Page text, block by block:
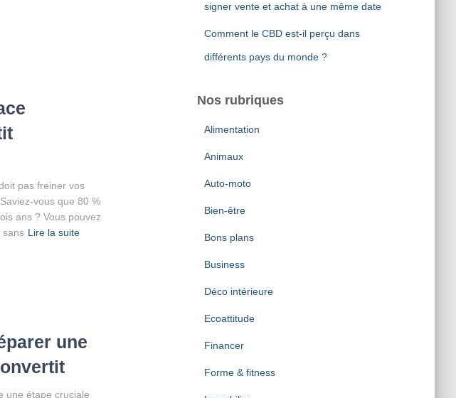
pas freiner vos
vous que 80 %
ans ? Vous pouvez
sans Lire la suite
une
une étape cruciale
signer vente et achat à une même date
Comment le CBD est-il perçu dans
différents pays du monde ?
Nos rubriques
Alimentation
Animaux
Auto-moto
Bien-être
Bons plans
Business
Déco intérieure
Ecoattitude
Financer
Forme & fitness